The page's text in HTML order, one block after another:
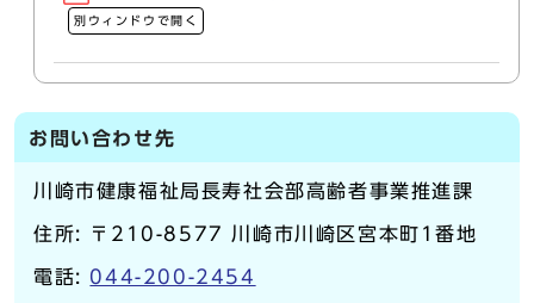
別ウィンドウで開く
お問い合わせ先
川崎市健康福祉局長寿社会部高齢者事業推進課
住所: 〒210-8577 川崎市川崎区宮本町1番地
電話: 044-200-2454